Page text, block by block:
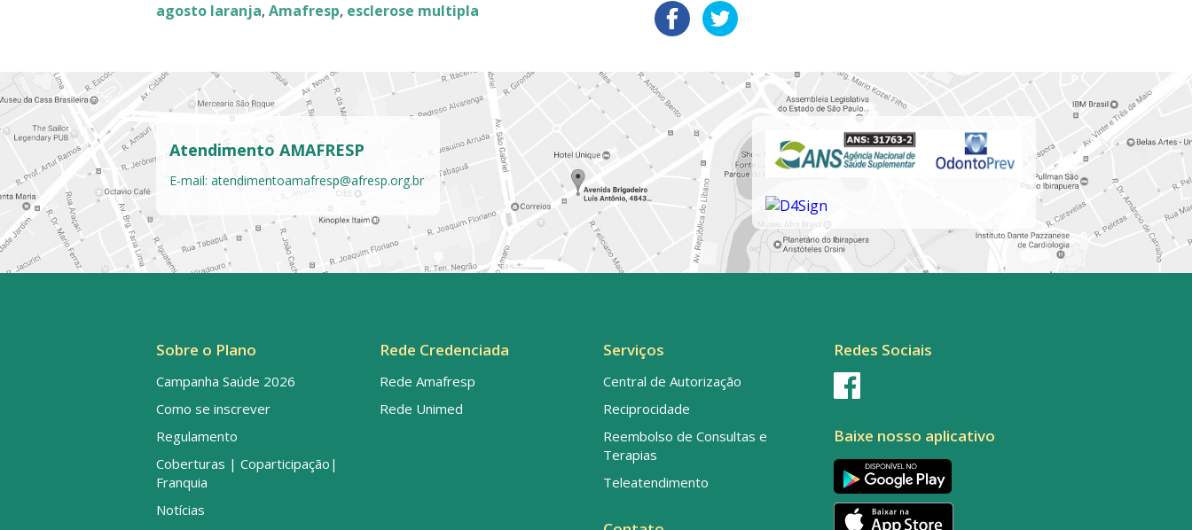
agosto laranja, Amafresp, esclerose multipla
Atendimento AMAFRESP
E-mail: atendimentoamafresp@afresp.org.br
Sobre o Plano
Campanha Saúde 2026
Como se inscrever
Regulamento
Coberturas | Coparticipação|
Franquia
Notícias
Rede Credenciada
Rede Amafresp
Rede Unimed
Serviços
Central de Autorização
Reciprocidade
Reembolso de Consultas e
Terapias
Teleatendimento
Redes Sociais
Baixe nosso aplicativo